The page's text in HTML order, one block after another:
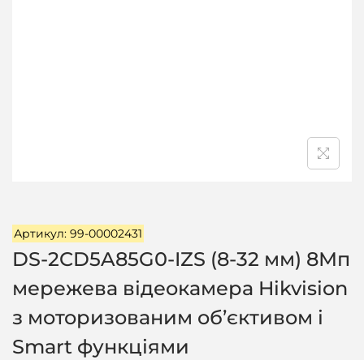
Артикул: 99-00002431
DS-2CD5A85G0-IZS (8-32 мм) 8Мп
мережева відеокамера Hikvision
з моторизованим об’єктивом і
Smart функціями